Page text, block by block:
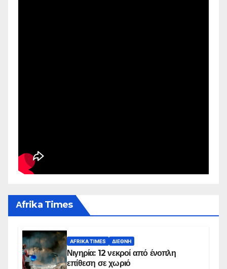
Αfrika Times
AFRIKA TIMES ΔΙΕΘΝΉ
Νιγηρία: 12 νεκροί από ένοπλη
επίθεση σε χωριό